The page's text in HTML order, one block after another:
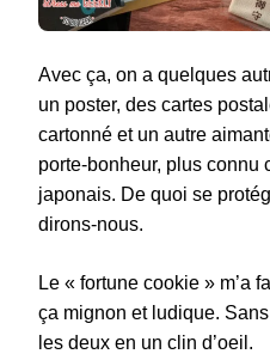
Avec ça, on a quelques
un poster, des cartes
cartonné et un autre
porte-bonheur, plus connu
japonais. De quoi se
dirons-nous.
Le « fortune cookie » m’a
ça mignon et ludique.
les deux en un clin d’oeil.